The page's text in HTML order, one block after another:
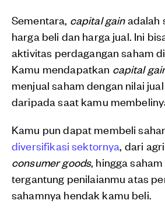
Sementara, capital gainadalah
harga beli dan harga jual. Ini
aktivitas perdagangan saham
Kamu mendapatkan capital
menjual saham dengan nilai
daripada saat kamu
Kamu pun dapat membeli
diversifikasi sektornya, dari
consumer goods, hingga
tergantung penilaianmu atas
sahamnya hendak kamu beli.